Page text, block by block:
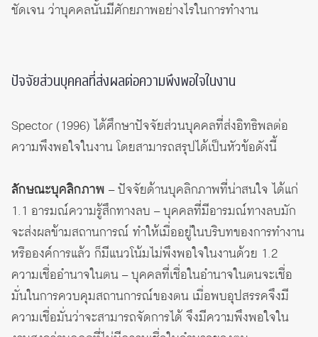
ชัดเจน ว่าบุคคลนั้นมีศักยภาพอย่างไรในการทำงาน
ปัจจัยส่วนบุคคลที่ส่งผลต่อความพึงพอใจในงาน
Spector (1996) ได้ศึกษาปัจจัยส่วนบุคคลที่ส่งอิทธิพลต่อ
ความพึงพอใจในงาน โดยสามารถสรุปได้เป็นหัวข้อดังนี้
ลักษณะบุคลิกภาพ – ปัจจัยด้านบุคลิกภาพที่น่าสนใจ ได้แก่
1.1 อารมณ์ความรู้สึกทางลบ – บุคคลที่มีอารมณ์ทางลบมัก
จะส่งผลข้ามสถานการณ์ ทำให้เมื่ออยู่ในบริบทของการทำงาน
หรือองค์การแล้ว ก็มีแนวโน้มไม่พึงพอใจในงานด้วย 1.2
ความเชื่ออำนาจในตน – บุคคลที่เชื่อในอำนาจในตนจะเชื่อ
มั่นในการควบคุมสถานการณ์ของตน เมื่อพบอุปสรรคจึงมี
ความเชื่อมั่นว่าจะสามารถจัดการได้ จึงมีความพึงพอใจใน